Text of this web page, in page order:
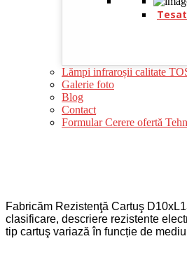
Lămpi infraroșii calitate
Galerie foto
Blog
Contact
Formular Cerere ofertă
Fabricăm Rezistenţă Cartuş
clasificare, descriere rezistente
tip cartuş variază în funcție de